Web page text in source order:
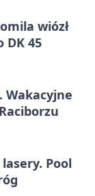
wiózł
DK 45
Wakacyjne
Pool